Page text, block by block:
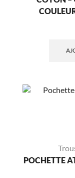
POCHETTE